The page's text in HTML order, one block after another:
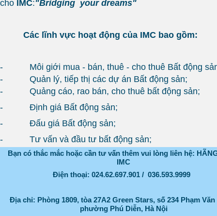
cho IMC:"Bridging your dreams"
Các lĩnh vực hoạt động của IMC bao gồm:
- Môi giới mua - bán, thuê - cho thuê Bất động
- Quản lý, tiếp thị các dự án Bất động sản;
- Quảng cáo, rao bán, cho thuê bất động sản;
- Định giá Bất động sản;
- Đấu giá Bất động sản;
- Tư vấn và đầu tư bất động sản;
Bạn có thắc mắc hoặc cần tư vấn thêm vui lòng liên hệ:
IMC
Điện thoại: 024.62.697.901 / 036.593.9999
Địa chỉ: Phòng 1809, tòa 27A2 Green Stars, số 234 Phạm
phường Phú Diễn, Hà Nội